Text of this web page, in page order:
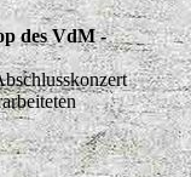
des VdM -